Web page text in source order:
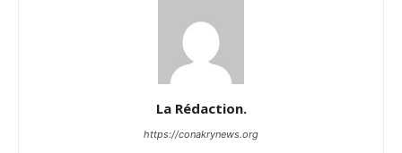
La Rédaction.
https://conakrynews.org